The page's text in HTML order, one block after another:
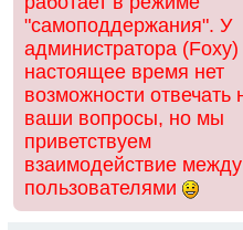
"самоподдержания". У
администратора (Foxy)
настоящее время нет
возможности отвечать
ваши вопросы, но мы
приветствуем
взаимодействие между
пользователями